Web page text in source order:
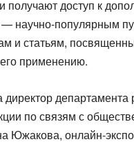
получают доступ к
научно-популярным
и статьям,
применению.
директор
по связям с
Южакова, онлайн-